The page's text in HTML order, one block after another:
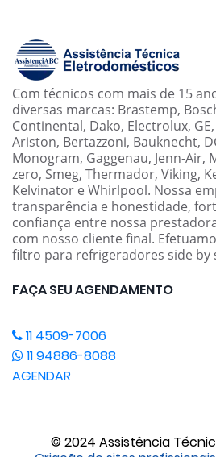
Com técnicos com mais de 15
diversas marcas: Brastemp,
Continental, Dako, Electrolux,
Ariston, Bertazzoni, Bauknecht,
Monogram, Gaggenau, Jenn-Air,
zero, Smeg, Thermador, Viking,
Kelvinator e Whirlpool. Nossa
transparência e honestidade,
confiança entre nossa
com nosso cliente final.
filtro para refrigeradores side by
FAÇA SEU AGENDAMENTO
11 4509-7006
11 94886-8088
AGENDAR
© 2024 Assistência